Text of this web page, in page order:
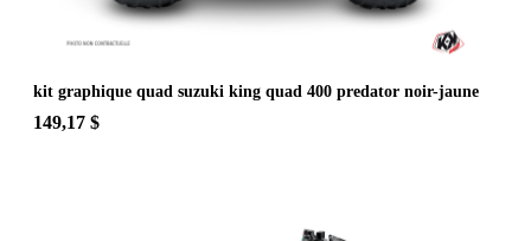
kit graphique quad suzuki king quad 400 predator noir-jaune
149,17 $